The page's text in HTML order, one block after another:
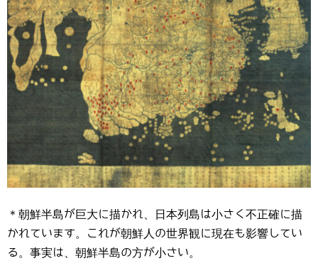
＊朝鮮半島が巨大に描かれ、日本列島は小さく不正確に描
かれています。これが朝鮮人の世界観に現在も影響してい
る。事実は、朝鮮半島の方が小さい。